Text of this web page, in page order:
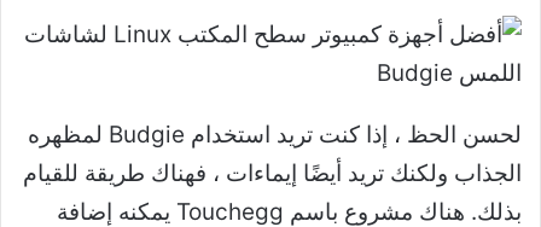
لحسن الحظ ، إذا كنت تريد استخدام Budgie لمظهره
الجذاب ولكنك تريد أيضًا إيماءات ، فهناك طريقة للقيام
بذلك. هناك مشروع باسم Touchegg يمكنه إضافة